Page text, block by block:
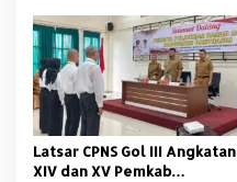
dengan Pelatihan Alat
Tangkap
Latsar CPNS Gol III Angkatan
XIV dan XV Pemkab